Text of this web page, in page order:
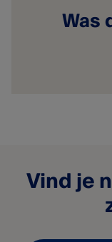
Was
Vind je